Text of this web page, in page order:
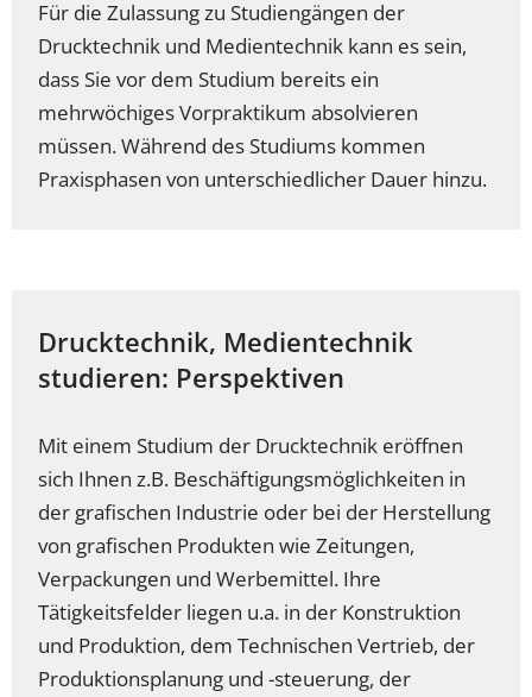
Für die Zulassung zu Studiengängen der
Drucktechnik und Medientechnik kann es sein,
dass Sie vor dem Studium bereits ein
mehrwöchiges Vorpraktikum absolvieren
müssen. Während des Studiums kommen
Praxisphasen von unterschiedlicher Dauer hinzu.
Drucktechnik, Medientechnik
studieren: Perspektiven
Mit einem Studium der Drucktechnik eröffnen
sich Ihnen z.B. Beschäftigungsmöglichkeiten in
der grafischen Industrie oder bei der Herstellung
von grafischen Produkten wie Zeitungen,
Verpackungen und Werbemittel. Ihre
Tätigkeitsfelder liegen u.a. in der Konstruktion
und Produktion, dem Technischen Vertrieb, der
Produktionsplanung und -steuerung, der